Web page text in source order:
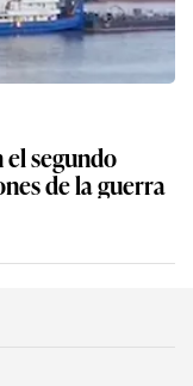
segundo
de la guerra